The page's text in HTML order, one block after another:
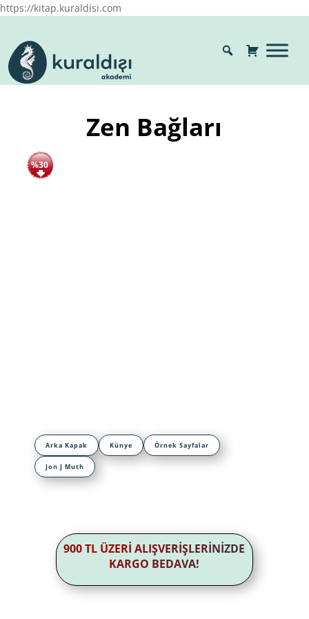
https://kitap.kuraldisi.com
Zen Bağları
%30
Arka Kapak Künye Örnek Sayfalar
Jon J Muth
900 TL ÜZERİ ALIŞVERİŞLERİNİZDE
KARGO BEDAVA!